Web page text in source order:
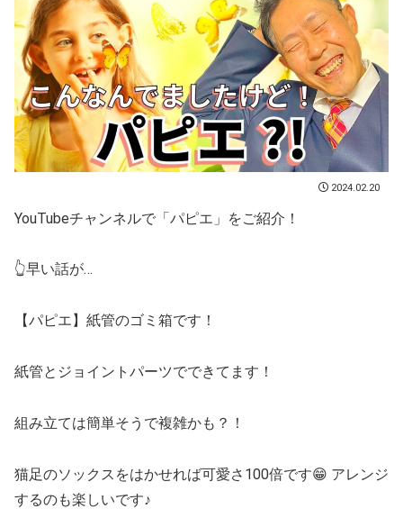
2024.02.20
YouTubeチャンネルで「パピエ」をご紹介！
👆早い話が…
【パピエ】紙管のゴミ箱です！
紙管とジョイントパーツでできてます！
組み立ては簡単そうで複雑かも？！
猫足のソックスをはかせれば可愛さ100倍です😁 アレンジ
するのも楽しいです♪